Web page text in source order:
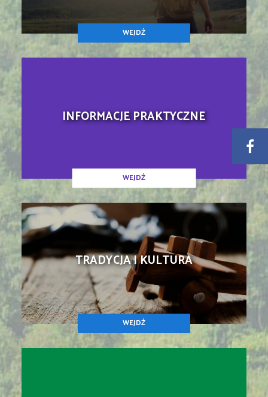
WEJDŹ
INFORMACJE PRAKTYCZNE
WEJDŹ
TRADYCJA I KULTURA
WEJDŹ